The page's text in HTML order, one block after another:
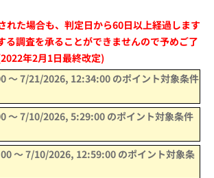
れた場合も、判定日から60日以上経過します
る調査を承ることができませんので予めご了
年2月1日最終改定)
〜7/21/2026, 12:34:00 のポイント対象条件
〜7/10/2026, 5:29:00 のポイント対象条件
〜7/10/2026, 12:59:00 のポイント対象条